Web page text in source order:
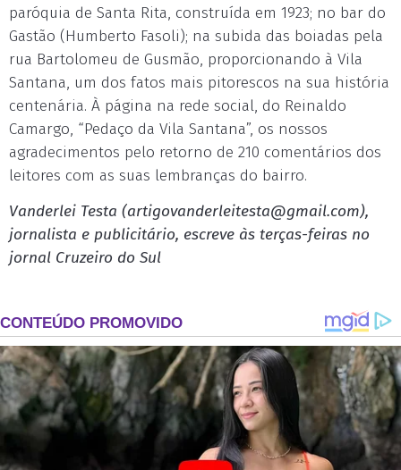
paróquia de Santa Rita, construída em 1923; no bar do
Gastão (Humberto Fasoli); na subida das boiadas pela
rua Bartolomeu de Gusmão, proporcionando à Vila
Santana, um dos fatos mais pitorescos na sua história
centenária. À página na rede social, do Reinaldo
Camargo, “Pedaço da Vila Santana”, os nossos
agradecimentos pelo retorno de 210 comentários dos
leitores com as suas lembranças do bairro.
Vanderlei Testa (artigovanderleitesta@gmail.com),
jornalista e publicitário, escreve às terças-feiras no
jornal Cruzeiro do Sul